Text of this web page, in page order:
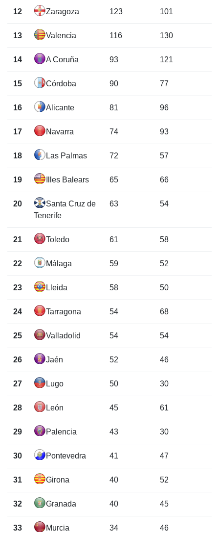
12 Zaragoza 123 101
13 Valencia 116 130
14 A Coruña 93 121
15 Córdoba 90 77
16 Alicante 81 96
17 Navarra 74 93
18 Las Palmas 72 57
19 Illes Balears 65 66
20
Santa Cruz de
Tenerife
63 54
21 Toledo 61 58
22 Málaga 59 52
23 Lleida 58 50
24 Tarragona 54 68
25 Valladolid 54 54
26 Jaén 52 46
27 Lugo 50 30
28 León 45 61
29 Palencia 43 30
30 Pontevedra 41 47
31 Girona 40 52
32 Granada 40 45
33 Murcia 34 46